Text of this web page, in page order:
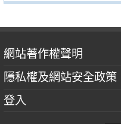
網站著作權聲明
隱私權及網站安全政策
登入